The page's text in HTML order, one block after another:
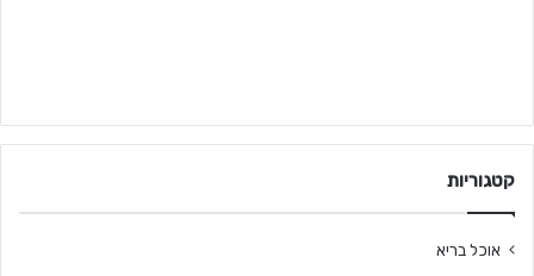
קטגוריות
אוכל בריא